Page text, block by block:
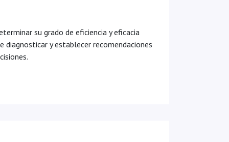
su grado de eficiencia y eficacia
diagnosticar y establecer recomendaciones